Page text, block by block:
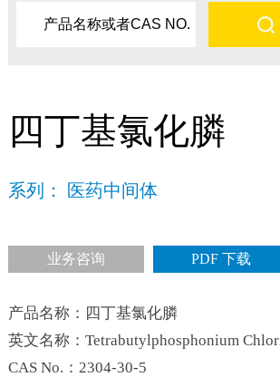
四丁基氯化膦
系列： 医药中间体
业务咨询 PDF 下载
产品名称：四丁基氯化膦
英文名称：Tetrabutylphosphonium
CAS No.：2304-30-5